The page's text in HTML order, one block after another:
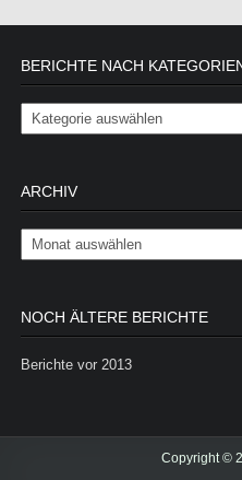
BERICHTE NACH
Berichte nach Kategorien
ARCHIV
Archiv
NOCH ÄLTERE BERICHTE
Berichte vor 2013
Copyright ©